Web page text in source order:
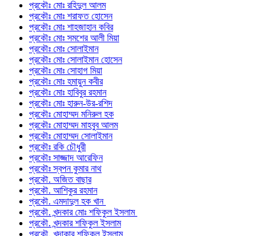
প্রকৌঃ মোঃ রহিদুল আলম
প্রকৌঃ মোঃ শরাফত হোসেন
প্রকৌঃ মোঃ শাহজাহান কবির
প্রকৌঃ মোঃ সমশের আলী মিয়া
প্রকৌঃ মোঃ সোলাইমান
প্রকৌঃ মোঃ সোলাইমান হোসেন
প্রকৌঃ মোঃ সোহাগ মিয়া
প্রকৌঃ মোঃ হমায়ুন কবীর
প্রকৌঃ মোঃ হাবিবুর রহমান
প্রকৌঃ মোঃ হারুন-উর-রশিদ
প্রকৌঃ মোহাম্মদ মনিরুল হক
প্রকৌঃ মোহাম্মদ মাহবুব আলম
প্রকৌঃ মোহাম্মদ সোলাইমান
প্রকৌঃ রকি চৌধুরী
প্রকৌঃ সাজ্জাদ আরেফিন
প্রকৌঃ স্বপন কুমার নাথ
প্রকৌ. অজিত বাছার
প্রকৌ. আশিকুর রহমান
প্রকৌ. এমদাদুল হক খান
প্রকৌ. খন্দকার মোঃ শফিকুল ইসলাম
প্রকৌ. খন্দকার শফিকুল ইসলাম
প্রকৌ. খন্দাকার শফিকুল ইসলাম